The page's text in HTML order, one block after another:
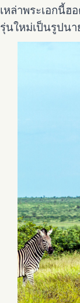
เหล่าพระเอกนี้
รุ่นใหม่เป็นรูปน